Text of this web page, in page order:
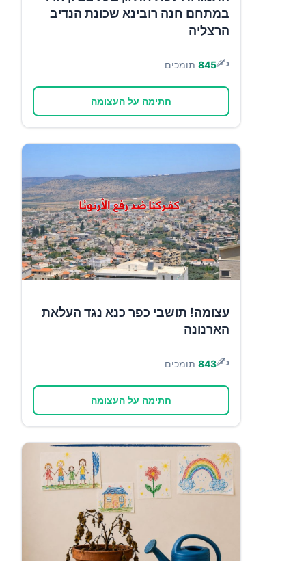
במתחם חנה רובינא שכונת הנדיב
הרצליה
✍️
845 תומכים
חתימה על העצומה
עצומה! תושבי כפר כנא נגד העלאת
הארנונה
✍️
843 תומכים
חתימה על העצומה